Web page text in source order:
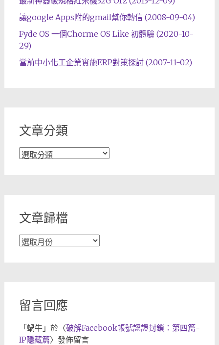
讓google Apps附的gmail幫你轉信 (2008-09-04)
Fyde OS 一個Chorme OS Like 初體驗 (2020-10-
29)
當前中小化工企業實施ERP對策探討 (2007-11-02)
文章分類
文
文章歸檔
文
留言回應
「 蝸牛」於〈破解Facebook帳號認證封鎖：第四篇-
IP隱藏篇〉發佈留言